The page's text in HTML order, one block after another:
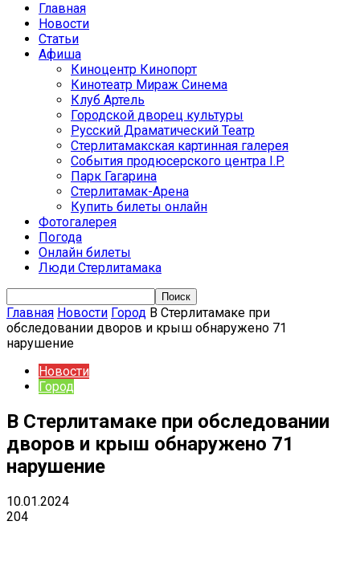
Главная
Новости
Статьи
Афиша
Киноцентр Кинопорт
Кинотеатр Мираж Синема
Клуб Артель
Городской дворец культуры
Русский Драматический Театр
Стерлитамакская картинная галерея
События продюсерского центра I.P.
Парк Гагарина
Стерлитамак-Арена
Купить билеты онлайн
Фотогалерея
Погода
Онлайн билеты
Люди Стерлитамака
Главная Новости Город В Стерлитамаке при
обследовании дворов и крыш обнаружено 71
нарушение
Новости
Город
В Стерлитамаке при обследовании
дворов и крыш обнаружено 71
нарушение
10.01.2024
204